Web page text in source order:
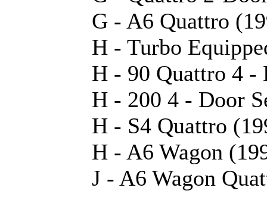
G - A6 Quattro
H - Turbo
H - 90 Quattro 4 -
H - 200 4 - Door
H - S4 Quattro
H - A6 Wagon
J - A6 Wagon